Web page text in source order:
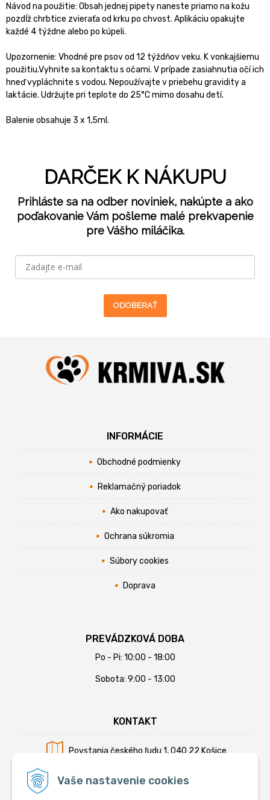
Vaše nastavenie cookies
Návod na použitie: Obsah jednej pipety naneste priamo na kožu
pozdĺž chrbtice zvieraťa od krku po chvost. Aplikáciu opakujte
každé 4 týždne alebo po kúpeli.
Upozornenie: Vhodné pre psov od 12 týždňov veku. K vonkajšiemu
použitiu.Vyhnite sa kontaktu s očami. V prípade zasiahnutia očí ich
hneď vypláchnite s vodou. Nepoužívajte v priebehu gravidity a
laktácie. Udržujte pri teplote do 25°C mimo dosahu detí.
Balenie obsahuje 3 x 1,5ml.
DARČEK K NÁKUPU
Prihláste sa na odber noviniek, nakúpte a ako
poďakovanie Vám pošleme malé prekvapenie
pre Vášho miláčika.
ODOBERAŤ
INFORMÁCIE
Obchodné podmienky
Reklamačný poriadok
Ako nakupovať
Ochrana súkromia
Súbory cookies
Doprava
PREVÁDZKOVÁ DOBA
Po - Pi: 10:00 - 18:00
Sobota: 9:00 - 13:00
KONTAKT
Povstania českého ľudu 1, 040 22 Košice
Mobil:+421 902 794 355